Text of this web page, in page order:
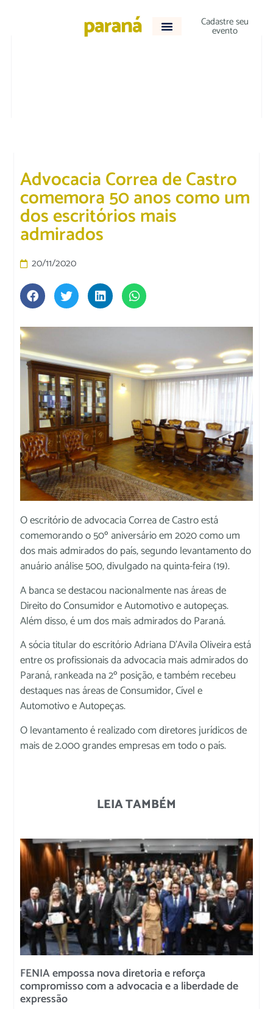
Cadastre seu
evento
Advocacia Correa de Castro
comemora 50 anos como um
dos escritórios mais
admirados
20/11/2020
O escritório de advocacia Correa de Castro está
comemorando o 50º aniversário em 2020 como um
dos mais admirados do país, segundo levantamento do
anuário análise 500, divulgado na quinta-feira (19).
A banca se destacou nacionalmente nas áreas de
Direito do Consumidor e Automotivo e autopeças.
Além disso, é um dos mais admirados do Paraná.
A sócia titular do escritório Adriana D’Avila Oliveira está
entre os profissionais da advocacia mais admirados do
Paraná, rankeada na 2º posição, e também recebeu
destaques nas áreas de Consumidor, Cível e
Automotivo e Autopeças.
O levantamento é realizado com diretores jurídicos de
mais de 2.000 grandes empresas em todo o país.
LEIA TAMBÉM
FENIA empossa nova diretoria e reforça
compromisso com a advocacia e a liberdade de
expressão